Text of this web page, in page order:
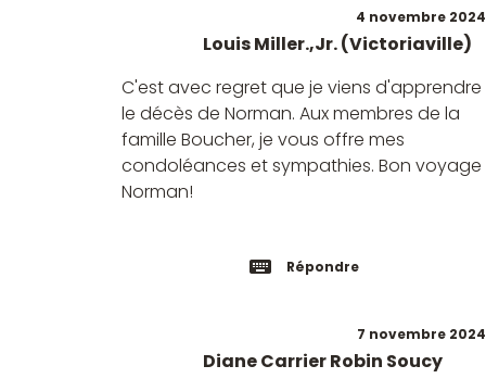
4 novembre 2024
Louis Miller.,Jr. (Victoriaville)
C'est avec regret que je viens d'apprendre
le décès de Norman. Aux membres de la
famille Boucher, je vous offre mes
condoléances et sympathies. Bon voyage
Norman!
Répondre
7 novembre 2024
Diane Carrier Robin Soucy